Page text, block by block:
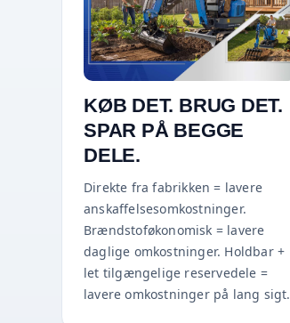
KØB DET. BRUG DET.
SPAR PÅ BEGGE
DELE.
Direkte fra fabrikken = lavere
anskaffelsesomkostninger.
Brændstoføkonomisk = lavere
daglige omkostninger. Holdbar +
let tilgængelige reservedele =
lavere omkostninger på lang sigt.